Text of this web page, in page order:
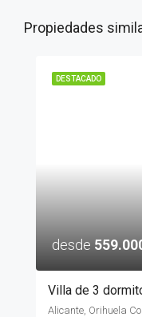
Propiedades
DESTACADO
desde
Alicante, Orihuela